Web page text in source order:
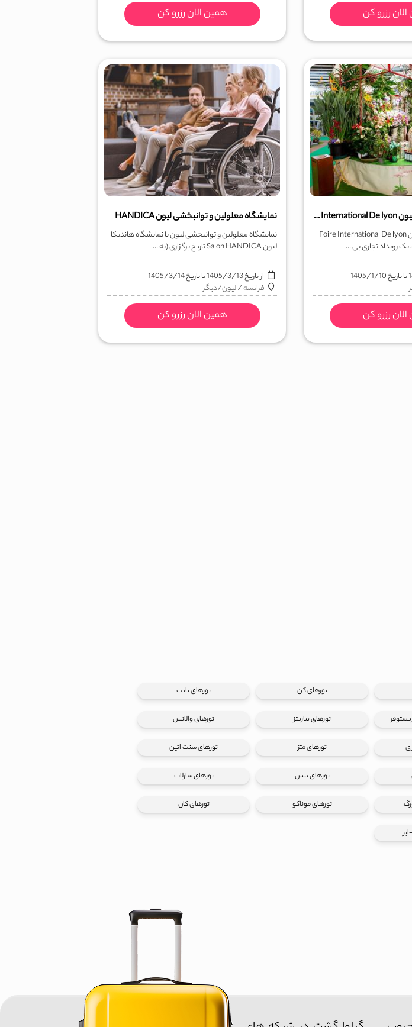
رزرو کن همین الان رزرو کن
نمایشگاه بین المللی لیون Foire International De lyon
نمایشگاه بین المللی لیون Foire International De lyon
یک رویداد تجاری پی ...
تا تاریخ1405/1/10
رزرو کن
نمایشگاه معلولین و توانبخشی لیون HANDICA
نمایشگاه معلولین و توانبخشی لیون یا نمایشگاه هاندیکا
لیون Salon HANDICA تاریخ برگزاری (به ...
از تاریخ1405/3/13تا تاریخ1405/3/14
فرانسه/لیون/دیگر
همین الان رزرو کن
تورهای کن تورهای نانت
تورهای بیاریتز تورهای والانس
تورهای متز تورهای سنت اتین
تورهای نیس تورهای سارلات
تورهای موناکو تورهای کان